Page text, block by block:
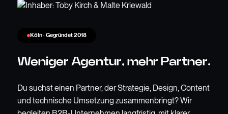
Köln · Gegründet 2018
Weniger Agentur, mehr Partner.
Du suchst einen Partner, der Strategie, Design, Content
und technische Umsetzung zusammenbringt? Wir